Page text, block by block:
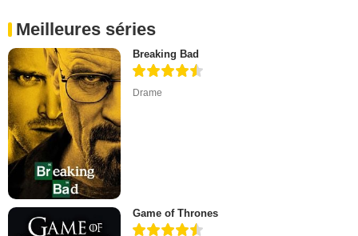
Meilleures séries
Breaking Bad
Drame
Game of Thrones